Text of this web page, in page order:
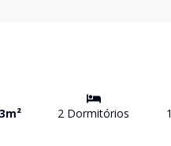
m² 2 Dormitórios 1